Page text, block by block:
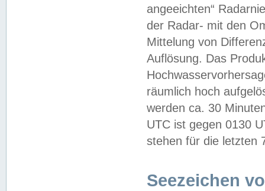
angeeichten“
der Radar- mit den
Mittelung von
Auflösung. Das
räumlich hoch
werden ca. 30
UTC ist gegen 0130
stehen für die letzten
Seezeichen